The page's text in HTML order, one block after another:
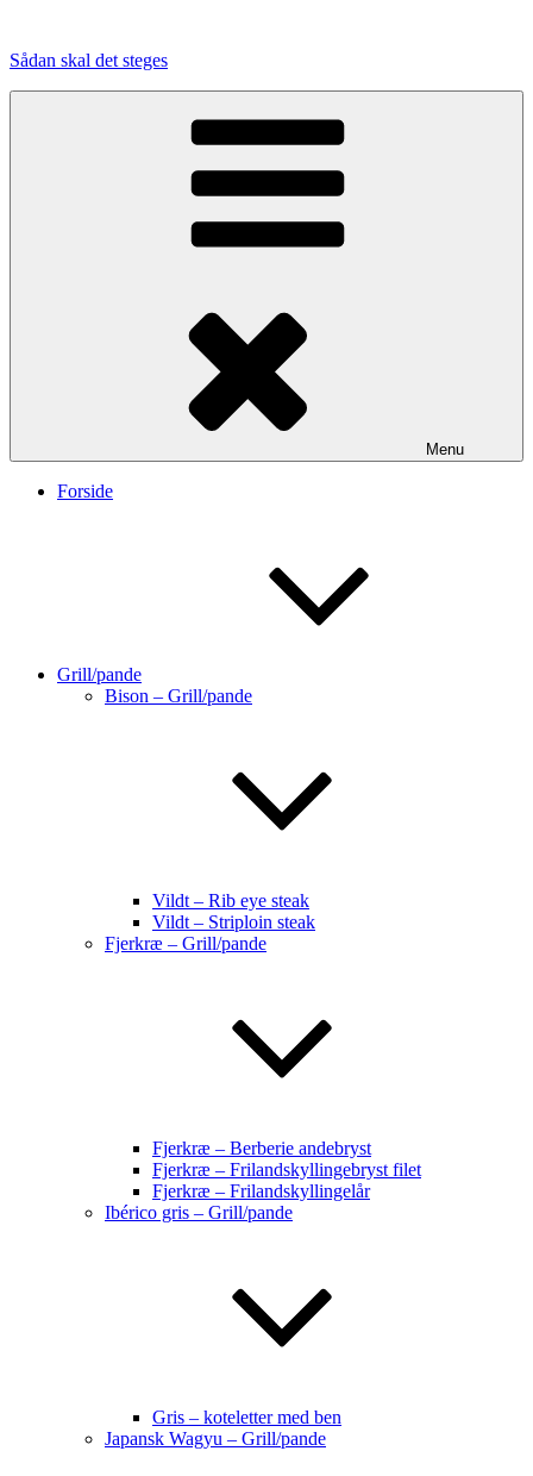
indhold
Sådan skal det steges
Menu
Forside
Grill/pande
Bison – Grill/pande
Vildt – Rib eye steak
Vildt – Striploin steak
Fjerkræ – Grill/pande
Fjerkræ – Berberie andebryst
Fjerkræ – Frilandskyllingebryst filet
Fjerkræ – Frilandskyllingelår
Ibérico gris – Grill/pande
Gris – koteletter med ben
Japansk Wagyu – Grill/pande